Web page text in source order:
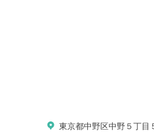
東京都中野区中野５丁目